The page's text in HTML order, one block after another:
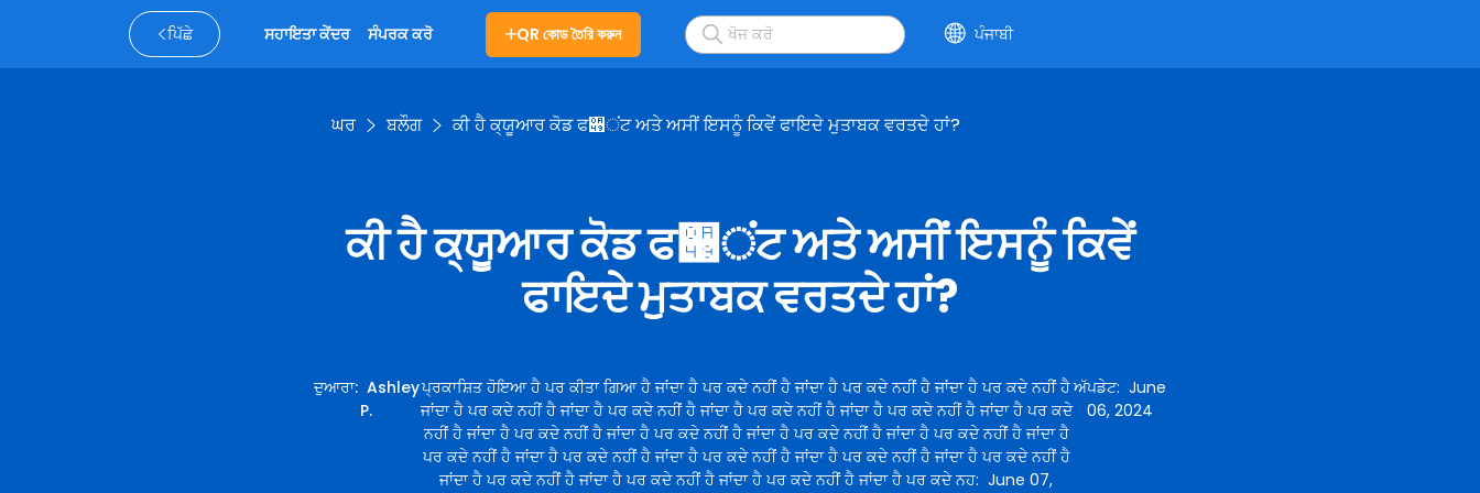
ਪਿੱਛੇ ਸਹਾਇਤਾ ਕੇਂਦਰ ਸੰਪਰਕ ਕਰੋ QR কোড তৈরি করুন ਪੰਜਾਬੀ
ਘਰ ਬਲੌਗ ਕੀ ਹੈ ਕ੍ਯੂਆਰ ਕੋਡ ਫ੉ਂਟ ਅਤੇ ਅਸੀਂ ਇਸਨੂੰ ਕਿਵੇਂ ਫਾਇਦੇ ਮੁਤਾਬਕ ਵਰਤਦੇ ਹਾਂ?
ਕੀ ਹੈ ਕ੍ਯੂਆਰ ਕੋਡ ਫ੉ਂਟ ਅਤੇ ਅਸੀਂ ਇਸਨੂੰ ਕਿਵੇਂ
ਫਾਇਦੇ ਮੁਤਾਬਕ ਵਰਤਦੇ ਹਾਂ?
ਦੁਆਰਾ: Ashley
P.
ਪ੍ਰਕਾਸ਼ਿਤ ਹੋਇਆ ਹੈ ਪਰ ਕੀਤਾ ਗਿਆ ਹੈ ਜਾਂਦਾ ਹੈ ਪਰ ਕਦੇ ਨਹੀਂ ਹੈ ਜਾਂਦਾ ਹੈ ਪਰ ਕਦੇ ਨਹੀਂ ਹੈ ਜਾਂਦਾ ਹੈ ਪਰ ਕਦੇ ਨਹੀਂ ਹੈ
ਜਾਂਦਾ ਹੈ ਪਰ ਕਦੇ ਨਹੀਂ ਹੈ ਜਾਂਦਾ ਹੈ ਪਰ ਕਦੇ ਨਹੀਂ ਹੈ ਜਾਂਦਾ ਹੈ ਪਰ ਕਦੇ ਨਹੀਂ ਹੈ ਜਾਂਦਾ ਹੈ ਪਰ ਕਦੇ ਨਹੀਂ ਹੈ ਜਾਂਦਾ ਹੈ ਪਰ ਕਦੇ
ਨਹੀਂ ਹੈ ਜਾਂਦਾ ਹੈ ਪਰ ਕਦੇ ਨਹੀਂ ਹੈ ਜਾਂਦਾ ਹੈ ਪਰ ਕਦੇ ਨਹੀਂ ਹੈ ਜਾਂਦਾ ਹੈ ਪਰ ਕਦੇ ਨਹੀਂ ਹੈ ਜਾਂਦਾ ਹੈ ਪਰ ਕਦੇ ਨਹੀਂ ਹੈ ਜਾਂਦਾ ਹੈ
ਪਰ ਕਦੇ ਨਹੀਂ ਹੈ ਜਾਂਦਾ ਹੈ ਪਰ ਕਦੇ ਨਹੀਂ ਹੈ ਜਾਂਦਾ ਹੈ ਪਰ ਕਦੇ ਨਹੀਂ ਹੈ ਜਾਂਦਾ ਹੈ ਪਰ ਕਦੇ ਨਹੀਂ ਹੈ ਜਾਂਦਾ ਹੈ ਪਰ ਕਦੇ ਨਹੀਂ ਹੈ
ਜਾਂਦਾ ਹੈ ਪਰ ਕਦੇ ਨਹੀਂ ਹੈ ਜਾਂਦਾ ਹੈ ਪਰ ਕਦੇ ਨਹੀਂ ਹੈ ਜਾਂਦਾ ਹੈ ਪਰ ਕਦੇ ਨਹੀਂ ਹੈ ਜਾਂਦਾ ਹੈ ਪਰ ਕਦੇ ਨਹ:June 07,
ਅੱਪਡੇਟ:June
06, 2024